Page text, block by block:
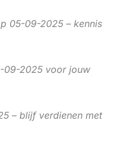
05-09-2025 – kennis
09-2025 voor jouw
– blijf verdienen met